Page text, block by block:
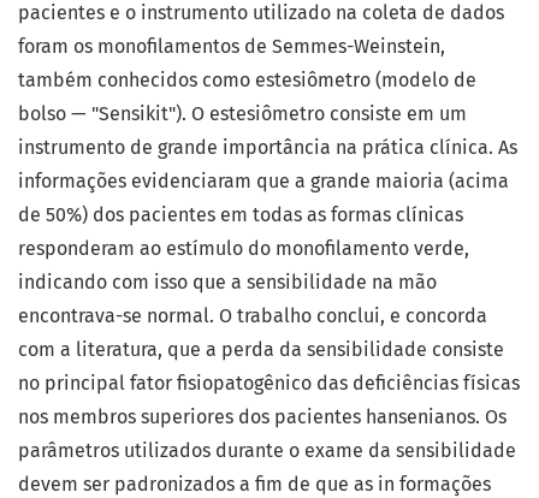
pacientes e o instrumento utilizado na coleta de dados
foram os monofilamentos de Semmes-Weinstein,
também conhecidos como estesiômetro (modelo de
bolso — "Sensikit"). O estesiômetro consiste em um
instrumento de grande importância na prática clínica. As
informações evidenciaram que a grande maioria (acima
de 50%) dos pacientes em todas as formas clínicas
responderam ao estímulo do monofilamento verde,
indicando com isso que a sensibilidade na mão
encontrava-se normal. O trabalho conclui, e concorda
com a literatura, que a perda da sensibilidade consiste
no principal fator fisiopatogênico das deficiências físicas
nos membros superiores dos pacientes hansenianos. Os
parâmetros utilizados durante o exame da sensibilidade
devem ser padronizados a fim de que as in formações